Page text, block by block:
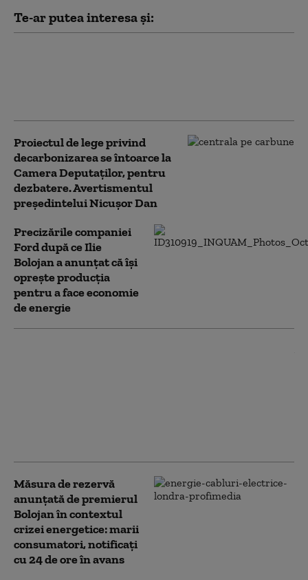
Te-ar putea interesa și:
Proiectul de lege privind
decarbonizarea se întoarce la
Camera Deputaților, pentru
dezbatere. Avertismentul
președintelui Nicușor Dan
Precizările companiei
Ford după ce Ilie
Bolojan a anunțat că își
oprește producţia
pentru a face economie
de energie
Măsura de rezervă
anunțată de premierul
Bolojan în contextul
crizei energetice: marii
consumatori, notificați
cu 24 de ore în avans